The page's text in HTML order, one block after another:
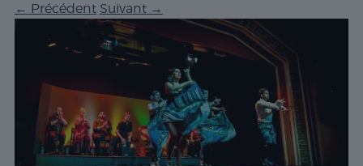
← Précédent Suivant →